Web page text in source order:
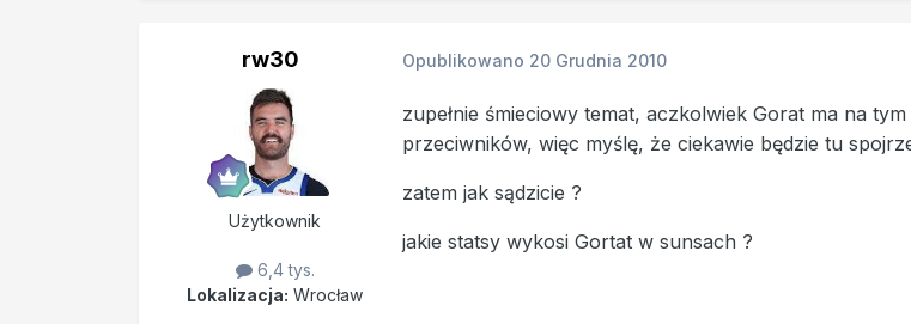
rw30
Użytkownik
6,4 tys.
Lokalizacja: Wrocław
Opublikowano 20 Grudnia 2010
zupełnie śmieciowy temat, aczkolwiek Gorat ma na
przeciwników, więc myślę, że ciekawie będzie tu
zatem jak sądzicie ?
jakie statsy wykosi Gortat w sunsach ?